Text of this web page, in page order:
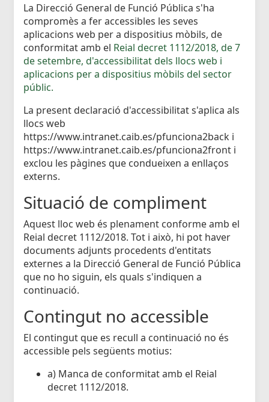
La Direcció General de Funció Pública s'ha
compromès a fer accessibles les seves
aplicacions web per a dispositius mòbils, de
conformitat amb el Reial decret 1112/2018, de 7
de setembre, d'accessibilitat dels llocs web i
aplicacions per a dispositius mòbils del sector
públic.
La present declaració d'accessibilitat s'aplica als
llocs web
https://www.intranet.caib.es/pfunciona2back i
https://www.intranet.caib.es/pfunciona2front i
exclou les pàgines que condueixen a enllaços
externs.
Situació de compliment
Aquest lloc web és plenament conforme amb el
Reial decret 1112/2018. Tot i això, hi pot haver
documents adjunts procedents d'entitats
externes a la Direcció General de Funció Pública
que no ho siguin, els quals s'indiquen a
continuació.
Contingut no accessible
El contingut que es recull a continuació no és
accessible pels següents motius:
a) Manca de conformitat amb el Reial
decret 1112/2018.